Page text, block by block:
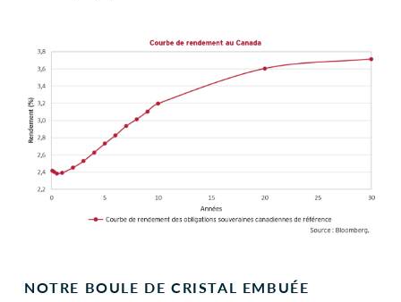
NOTRE BOULE DE CRISTAL EMBUÉE